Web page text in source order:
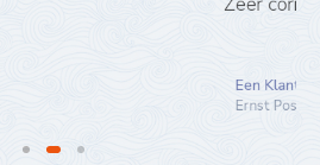
leiding aanrader